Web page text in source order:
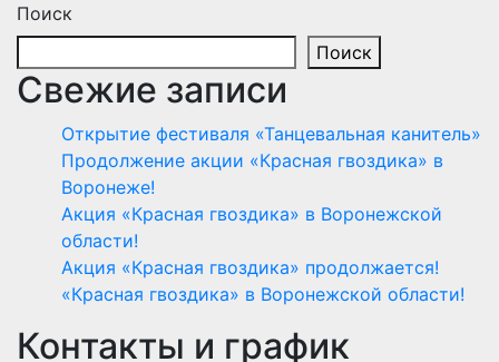
Поиск
Поиск
Свежие записи
Открытие фестиваля «Танцевальная канитель»
Продолжение акции «Красная гвоздика» в
Воронеже!
Акция «Красная гвоздика» в Воронежской
области!
Акция «Красная гвоздика» продолжается!
«Красная гвоздика» в Воронежской области!
Контакты и график